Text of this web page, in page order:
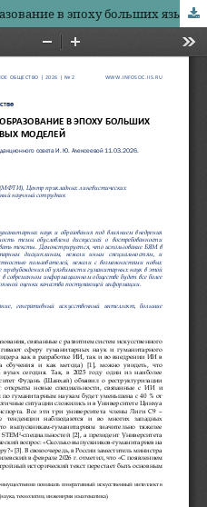
Гуманитарные науки и образование в эпоху больших языковых моделей